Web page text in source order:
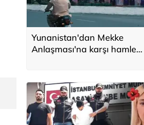
Yunanistan'dan Mekke
Anlaşması'na karşı hamle